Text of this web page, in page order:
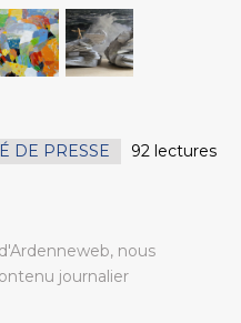
DE PRESSE 92 lectures
nous
journalier